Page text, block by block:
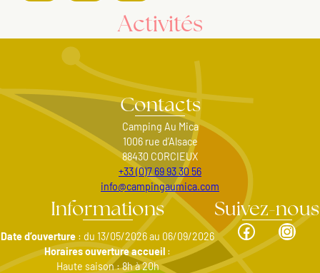
Activités
Contacts
Camping Au Mica
1006 rue d’Alsace
88430 CORCIEUX
+33 (0)7 69 93 30 56
info@campingaumica.com
Informations
Date d’ouverture : du 13/05/2026 au 06/09/2026
Horaires ouverture accueil :
Haute saison : 8h à 20h
Suivez-nous
Facebook